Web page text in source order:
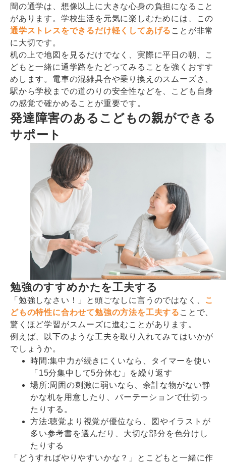
間の通学は、想像以上に大きな心身の負担になること
があります。学校生活を元気に楽しむためには、この
通学ストレスをできるだけ軽くしてあげる ことが非常
に大切です。
机の上で地図を見るだけでなく、実際に平日の朝、こ
どもと一緒に通学路をたどってみることを強くおすす
めします。電車の混雑具合や乗り換えのスムーズさ、
駅から学校までの道のりの安全性などを、こども自身
の感覚で確かめることが重要です。
発達障害のあるこどもの親ができる
サポート
勉強のすすめかたを工夫する
「勉強しなさい！」と頭ごなしに言うのではなく、 こ
どもの特性に合わせて勉強の方法を工夫する ことで、
驚くほど学習がスムーズに進むことがあります。
例えば、以下のような工夫を取り入れてみてはいかが
でしょうか。
時間:集中力が続きにくいなら、タイマーを使い
「15分集中して5分休む」を繰り返す
場所:周囲の刺激に弱いなら、余計な物がない静
かな机を用意したり、パーテーションで仕切っ
たりする。
方法:聴覚より視覚が優位なら、図やイラストが
多い参考書を選んだり、大切な部分を色分けし
たりする
「どうすればやりやすいかな？」とこどもと一緒に作